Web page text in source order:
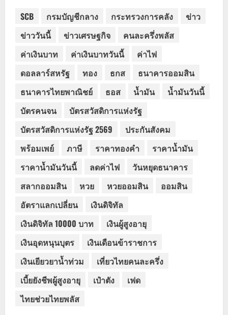
SCB กรมบัญชีกลาง กระทรวงการคลัง
ข่าว
ข่าววันนี้
ข่าวเศรษฐกิจ
คนละครึ่งพลัส
ค่าเงินบาท
ค่าเงินบาทวันนี้
ค่าไฟ
ดอลลาร์สหรัฐ
ทอง ธกส
ธนาคารออมสิน
ธนาคารไทยพาณิชย์
ธอส น้ำมัน
น้ำมันวันนี้
บัตรคนจน
บัตรสวัสดิการแห่งรัฐ
บัตรสวัสดิการแห่งรัฐ 2569
ประกันสังคม
พร้อมเพย์
ภาษี ราคาทองคำ
ราคาน้ำมัน
ราคาน้ำมันวันนี้
ลดค่าไฟ
วันหยุดธนาคาร
สลากออมสิน
หวย หวยออมสิน
ออมสิน
อัตราแลกเปลี่ยน
เงินดิจิทัล
เงินดิจิทัล 10000 บาท
เงินผู้สูงอายุ
เงินอุดหนุนบุตร
เงินเดือนข้าราชการ
เงินเยียวยาน้ำท่วม
เที่ยวไทยคนละครึ่ง
เบี้ยยังชีพผู้สูงอายุ
เป๋าตัง
เฟด
ไทยช่วยไทยพลัส